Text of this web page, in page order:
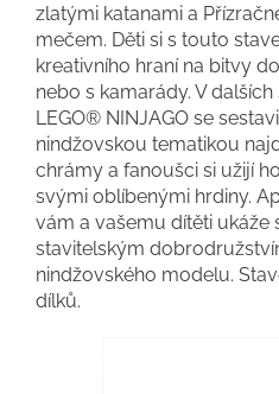
zlatými katanami a
mečem. Děti si s touto
kreativního hraní na bitvy
nebo s kamarády. V
LEGO® NINJAGO se
nindžovskou tematikou
chrámy a fanoušci si užijí
svými oblíbenými hrdiny.
vám a vašemu dítěti ukáže
stavitelským
nindžovského modelu.
dílků.